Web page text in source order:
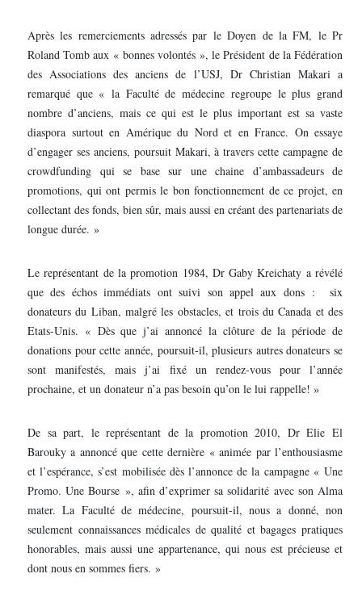
Après les remerciements adressés par le Doyen de la FM, le Pr
Roland Tomb aux « bonnes volontés », le Président de la Fédération
des Associations des anciens de l’USJ, Dr Christian Makari a
remarqué que « la Faculté de médecine regroupe le plus grand
nombre d’anciens, mais ce qui est le plus important est sa vaste
diaspora surtout en Amérique du Nord et en France. On essaye
d’engager ses anciens, poursuit Makari, à travers cette campagne de
crowdfunding qui se base sur une chaine d’ambassadeurs de
promotions, qui ont permis le bon fonctionnement de ce projet, en
collectant des fonds, bien sûr, mais aussi en créant des partenariats de
longue durée. »
Le représentant de la promotion 1984, Dr Gaby Kreichaty a révélé
que des échos immédiats ont suivi son appel aux dons : six
donateurs du Liban, malgré les obstacles, et trois du Canada et des
Etats-Unis. « Dès que j’ai annoncé la clôture de la période de
donations pour cette année, poursuit-il, plusieurs autres donateurs se
sont manifestés, mais j’ai fixé un rendez-vous pour l’année
prochaine, et un donateur n’a pas besoin qu’on le lui rappelle! »
De sa part, le représentant de la promotion 2010, Dr Elie El
Barouky a annoncé que cette dernière « animée par l’enthousiasme
et l’espérance, s’est mobilisée dès l’annonce de la campagne « Une
Promo. Une Bourse », afin d’exprimer sa solidarité avec son Alma
mater. La Faculté de médecine, poursuit-il, nous a donné, non
seulement connaissances médicales de qualité et bagages pratiques
honorables, mais aussi une appartenance, qui nous est précieuse et
dont nous en sommes fiers. »